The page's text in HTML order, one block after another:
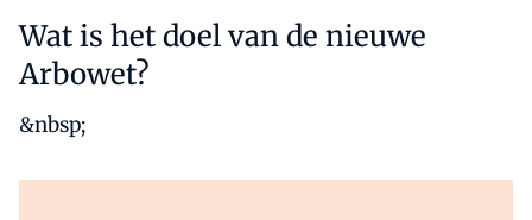
Wat is het doel van de nieuwe
Arbowet?
&nbsp;